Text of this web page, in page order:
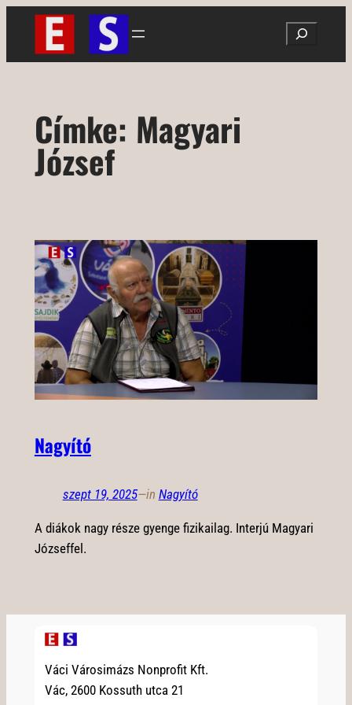
Ugrás
tartalomhoz
Search
Címke: Magyari
József
Nagyító
szept 19, 2025—in Nagyító
A diákok nagy része gyenge fizikailag. Interjú Magyari
Józseffel.
Váci Városimázs Nonprofit Kft.
Vác, 2600 Kossuth utca 21